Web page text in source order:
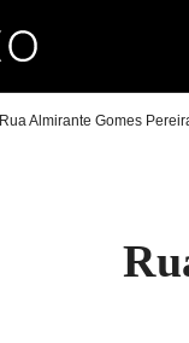
Rua Almirante Gomes